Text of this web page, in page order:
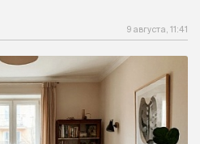
9 августа, 11:41